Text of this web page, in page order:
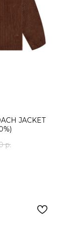
JACKET
р.